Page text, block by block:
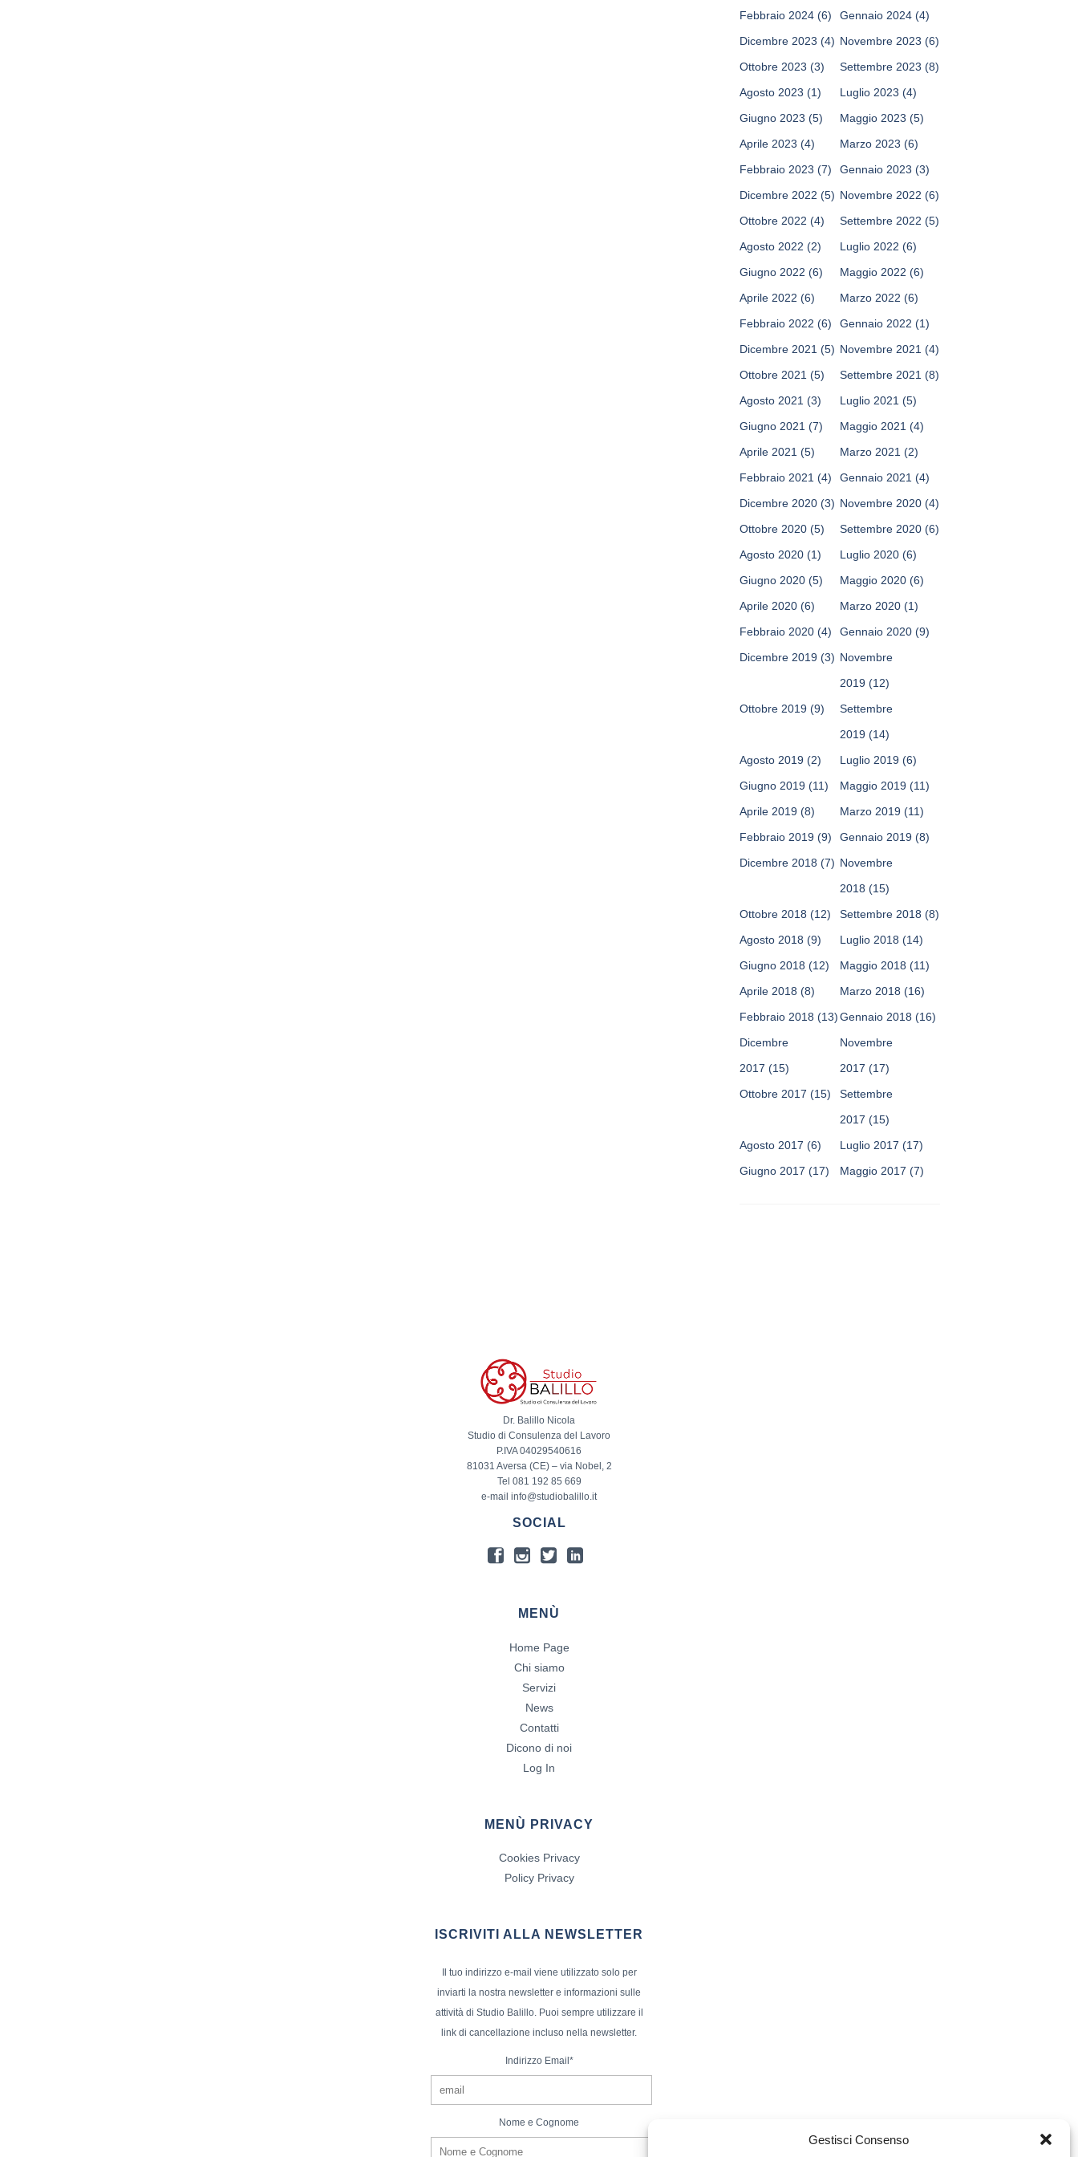
Gestisci Consenso
Febbraio 2024 (6) Gennaio 2024 (4)
Dicembre 2023 (4) Novembre 2023 (6)
Ottobre 2023 (3) Settembre 2023 (8)
Agosto 2023 (1) Luglio 2023 (4)
Giugno 2023 (5) Maggio 2023 (5)
Aprile 2023 (4) Marzo 2023 (6)
Febbraio 2023 (7) Gennaio 2023 (3)
Dicembre 2022 (5) Novembre 2022 (6)
Ottobre 2022 (4) Settembre 2022 (5)
Agosto 2022 (2) Luglio 2022 (6)
Giugno 2022 (6) Maggio 2022 (6)
Aprile 2022 (6) Marzo 2022 (6)
Febbraio 2022 (6) Gennaio 2022 (1)
Dicembre 2021 (5) Novembre 2021 (4)
Ottobre 2021 (5) Settembre 2021 (8)
Agosto 2021 (3) Luglio 2021 (5)
Giugno 2021 (7) Maggio 2021 (4)
Aprile 2021 (5) Marzo 2021 (2)
Febbraio 2021 (4) Gennaio 2021 (4)
Dicembre 2020 (3) Novembre 2020 (4)
Ottobre 2020 (5) Settembre 2020 (6)
Agosto 2020 (1) Luglio 2020 (6)
Giugno 2020 (5) Maggio 2020 (6)
Aprile 2020 (6) Marzo 2020 (1)
Febbraio 2020 (4) Gennaio 2020 (9)
Dicembre 2019 (3) Novembre
2019 (12)
Ottobre 2019 (9)
Settembre
2019 (14)
Agosto 2019 (2) Luglio 2019 (6)
Giugno 2019 (11) Maggio 2019 (11)
Aprile 2019 (8) Marzo 2019 (11)
Febbraio 2019 (9) Gennaio 2019 (8)
Dicembre 2018 (7) Novembre
2018 (15)
Ottobre 2018 (12) Settembre 2018 (8)
Agosto 2018 (9) Luglio 2018 (14)
Giugno 2018 (12) Maggio 2018 (11)
Aprile 2018 (8) Marzo 2018 (16)
Febbraio 2018 (13)Gennaio 2018 (16)
Dicembre
2017 (15)
Novembre
2017 (17)
Ottobre 2017 (15)
Settembre
2017 (15)
Agosto 2017 (6) Luglio 2017 (17)
Giugno 2017 (17) Maggio 2017 (7)
Dr. Balillo Nicola
Studio di Consulenza del Lavoro
P.IVA 04029540616
81031 Aversa (CE) – via Nobel, 2
Tel 081 192 85 669
e-mail info@studiobalillo.it
SOCIAL
MENÙ
Home Page
Chi siamo
Servizi
News
Contatti
Dicono di noi
Log In
MENÙ PRIVACY
Cookies Privacy
Policy Privacy
ISCRIVITI ALLA NEWSLETTER
Il tuo indirizzo e-mail viene utilizzato solo per
inviarti la nostra newsletter e informazioni sulle
attività di Studio Balillo. Puoi sempre utilizzare il
link di cancellazione incluso nella newsletter.
Indirizzo Email*
Nome e Cognome